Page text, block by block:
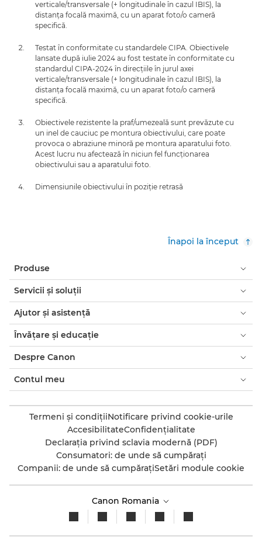
verticale/transversale (+ longitudinale în cazul IBIS), la
distanţa focală maximă, cu un aparat foto/o cameră
specifică.
Testat în conformitate cu standardele CIPA. Obiectivele
lansate după iulie 2024 au fost testate în conformitate cu
standardul CIPA-2024 în direcţiile în jurul axei
verticale/transversale (+ longitudinale în cazul IBIS), la
distanţa focală maximă, cu un aparat foto/o cameră
specifică.
Obiectivele rezistente la praf/umezeală sunt prevăzute cu
un inel de cauciuc pe montura obiectivului, care poate
provoca o abraziune minoră pe montura aparatului foto.
Acest lucru nu afectează în niciun fel funcţionarea
obiectivului sau a aparatului foto.
Dimensiunile obiectivului în poziţie retrasă
Înapoi la început
Produse
Servicii şi soluţii
Ajutor şi asistenţă
Învăţare şi educaţie
Despre Canon
Contul meu
Termeni şi condiţiiNotificare privind cookie-urile
AccesibilitateConfidenţialitate
Declaraţia privind sclavia modernă (PDF)
Consumatori: de unde să cumpăraţi
Companii: de unde să cumpăraţiSetări module cookie
Canon Romania